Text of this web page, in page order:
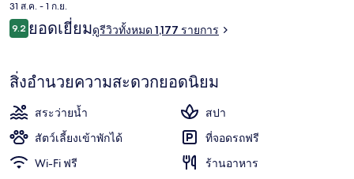
31 ส.ค. - 1 ก.ย.
รีวิว
9.29.2 จาก 10
ยอดเยี่ยมดูรีวิวทั้งหมด 1,177 รายการ
สิ่งอำนวยความสะดวกยอดนิยม
สระว่ายน้ำ
สปา
สัตว์เลี้ยงเข้าพักได้
ที่จอดรถฟรี
Wi-Fi ฟรี
ร้านอาหาร